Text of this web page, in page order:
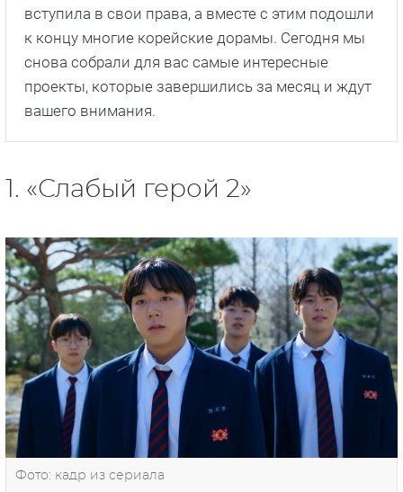
вступила в свои права, а вместе с этим подошли
к концу многие корейские дорамы. Сегодня мы
снова собрали для вас самые интересные
проекты, которые завершились за месяц и ждут
вашего внимания.
1. «Слабый герой 2»
Фото: кадр из сериала